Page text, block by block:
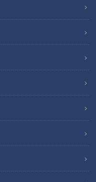
師。三重県津市で働く女
年です。現役にこだわ
その姿に密着しました。